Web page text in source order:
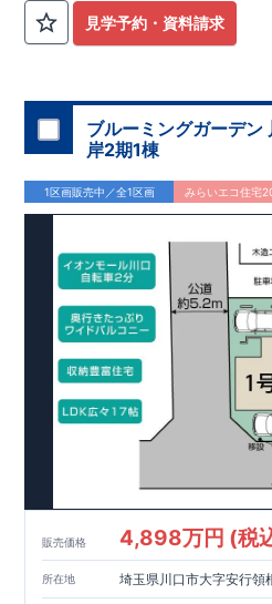
見学予約・資料請求
ブルーミングガーデン
岸2期1棟
1区画販売中／全1区画 みらいエコ住宅
販売価格 4,898万円 (税
所在地 埼玉県川口市大字安行領